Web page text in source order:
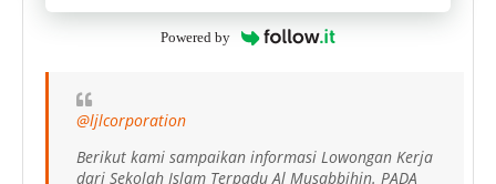
Powered by
@ljlcorporation
Berikut kami sampaikan informasi Lowongan Kerja
dari Sekolah Islam Terpadu Al Musabbihin. PADA